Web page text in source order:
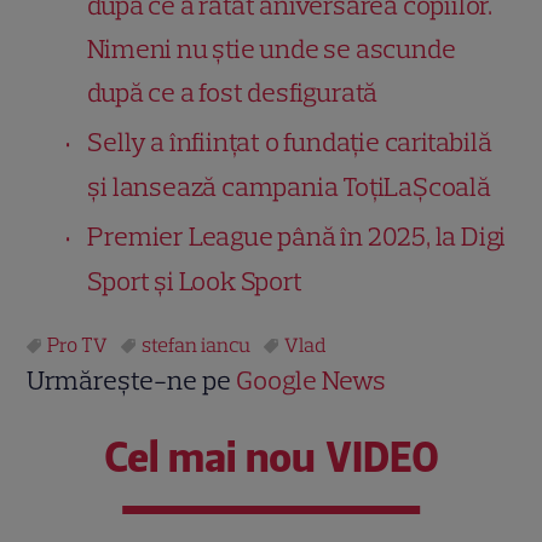
Nimeni nu știe unde se ascunde
după ce a fost desfigurată
Selly a înființat o fundație caritabilă
și lansează campania ToțiLaȘcoală
Premier League până în 2025, la Digi
Sport și Look Sport
Pro TV stefan iancu Vlad
Urmărește-ne pe Google News
Cel mai nou VIDEO